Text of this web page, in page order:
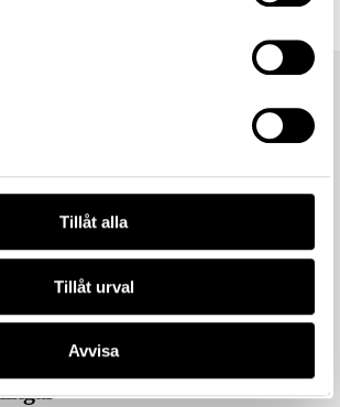
Tillåt alla
Tillåt urval
Avvisa